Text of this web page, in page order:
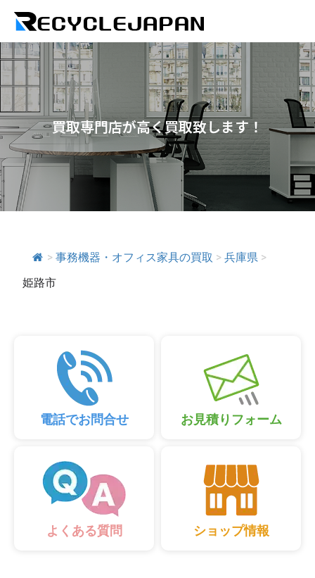
買取専門店が高く買取致します！
> 事務機器・オフィス家具の買取 > 兵庫県 >
姫路市
電話でお問合せ お見積りフォーム
よくある質問 ショップ情報